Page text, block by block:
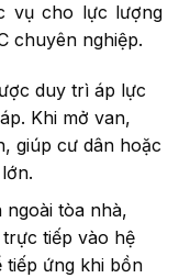
vụ cho lực lượng
chuyên nghiệp.
duy trì áp lực
Khi mở van,
giúp cư dân hoặc
tòa nhà,
tiếp vào hệ
tiếp ứng khi bồn